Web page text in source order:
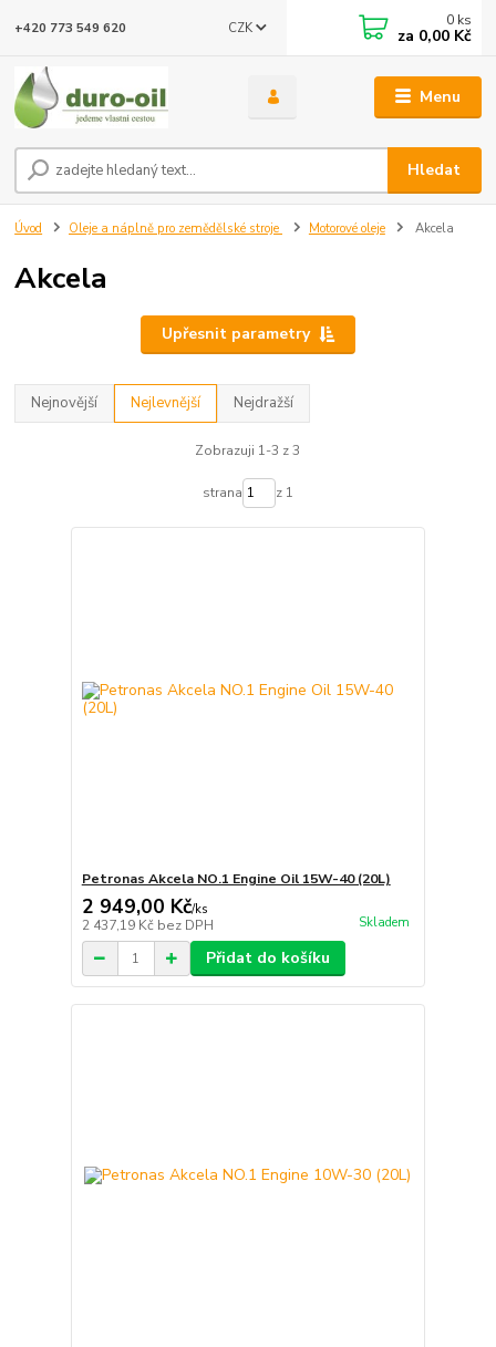
Menu
CZK
Hledat
+420 773 549 620 0 ks
za 0,00 Kč
Úvod Oleje a náplně pro zemědělské stroje Motorové oleje Akcela
Akcela
Upřesnit parametry
Nejnovější Nejlevnější Nejdražší
Zobrazuji 1-3 z 3
strana z 1
Petronas Akcela NO.1 Engine Oil 15W-40 (20L)
2 949,00 Kč/ks
2 437,19 Kč bez DPH Skladem
Přidat do košíku